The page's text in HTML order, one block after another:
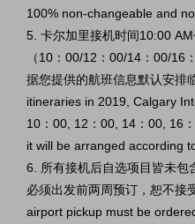
100% non-changeable and
5. 卡尔加里接机时间10:00
（10：00/12：00/14：00/16
据您提供的航班信息默认安排
itineraries in 2019, Calgary
10：00, 12：00, 14：00, 16
it will be arranged according
6. 所有接机后自选项目皆未包
必须出发前两周预订，恕不接
airport pickup must be